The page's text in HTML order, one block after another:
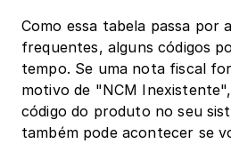
Como essa tabela passa por
frequentes, alguns códigos
tempo. Se uma nota fiscal
motivo de "NCM
código do produto no seu
também pode acontecer se